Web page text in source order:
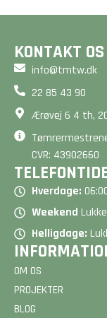
KONTAKT OS
info@tmtw.dk
22 85 43 90
Ærøvej 6 4 th,
CVR: 43902660
Hverdage:
Weekend
Helligdage:
OM OS
PROJEKTER
BLOG